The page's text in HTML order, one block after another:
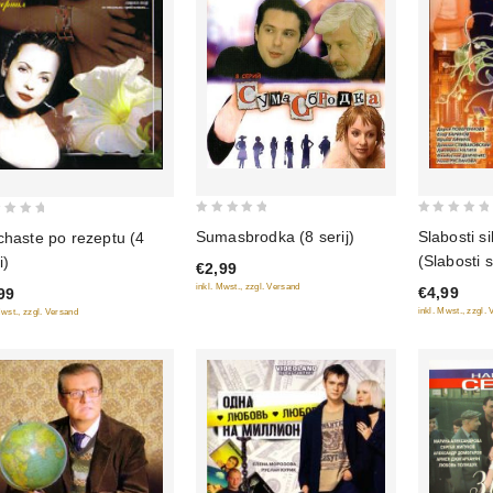
po rezeptu (4
zzgl. Versand
of
5
Sumasbrodka (8 serij)
€2,99
inkl. Mwst., zzgl. Versand
of
5
Slabosti
(Slabosti
€4,99
inkl. Mwst., zzgl.